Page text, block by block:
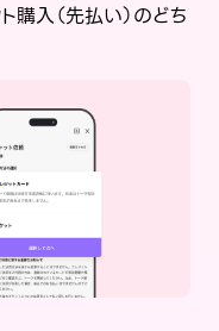
購入（先払い）のどち